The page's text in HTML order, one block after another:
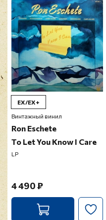
EX/EX+
Винтажный винил
Ron Eschete
To Let You Know I Care
LP
4 490 ₽